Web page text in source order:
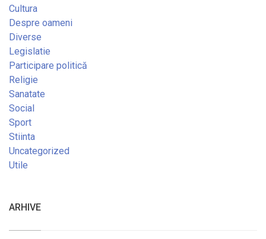
Cultura
Despre oameni
Diverse
Legislatie
Participare politică
Religie
Sanatate
Social
Sport
Stiinta
Uncategorized
Utile
ARHIVE